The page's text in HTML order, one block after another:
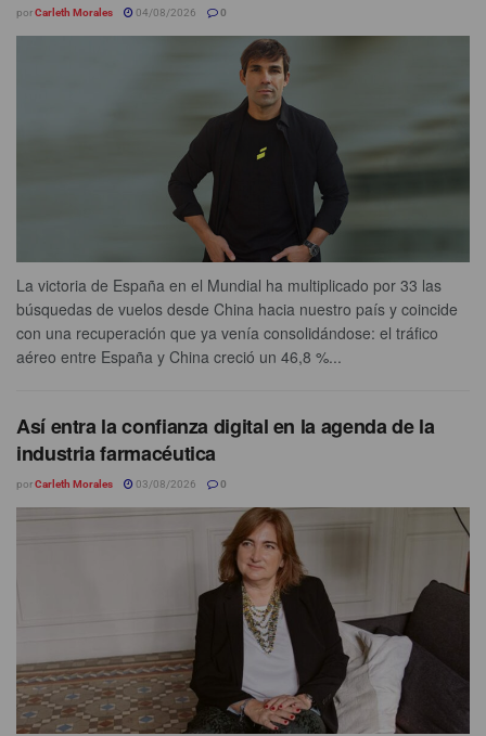
porCarleth Morales 04/08/2026 0
La victoria de España en el Mundial ha multiplicado por 33 las
búsquedas de vuelos desde China hacia nuestro país y coincide
con una recuperación que ya venía consolidándose: el tráfico
aéreo entre España y China creció un 46,8 %...
Así entra la confianza digital en la agenda de la
industria farmacéutica
porCarleth Morales 03/08/2026 0